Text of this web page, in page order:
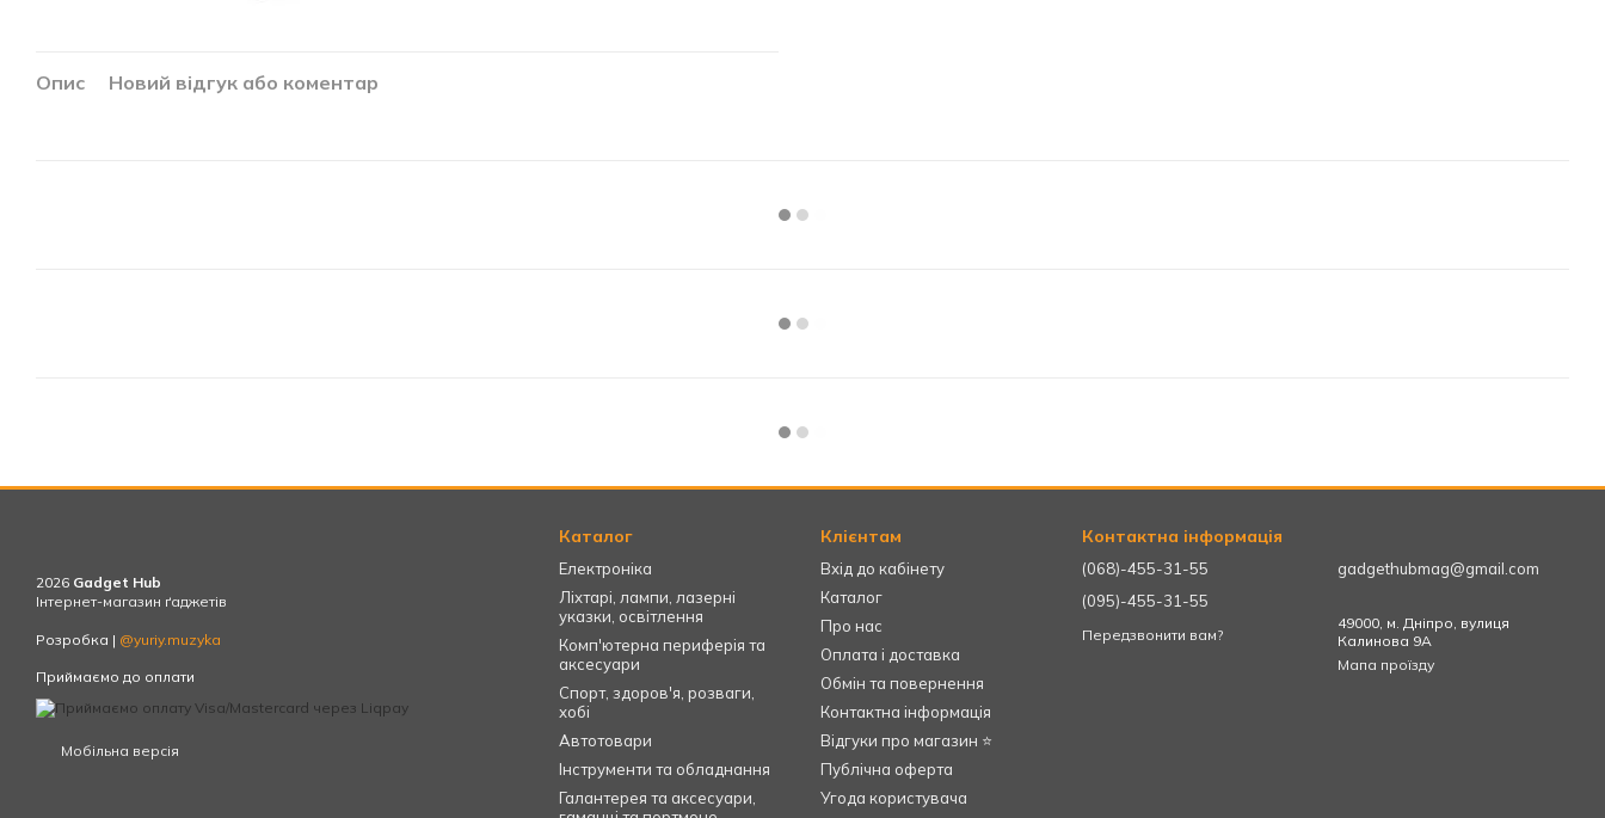
Опис Новий відгук або коментар
2026 Gadget Hub
Інтернет-магазин ґаджетів
Розробка | @yuriy.muzyka
Приймаємо до оплати
Мобільна версія
Каталог
Електроніка
Ліхтарі, лампи, лазерні
указки, освітлення
Комп'ютерна периферія та
аксесуари
Спорт, здоров'я, розваги,
хобі
Автотовари
Інструменти та обладнання
Галантерея та аксесуари,
Клієнтам
Вхід до кабінету
Каталог
Про нас
Оплата і доставка
Обмін та повернення
Контактна інформація
Відгуки про магазин ⭐
Публічна оферта
Угода користувача
Контактна інформація
(068)-455-31-55
(095)-455-31-55
Передзвонити вам?
gadgethubmag@gmail.com
49000, м. Дніпро, вулиця
Калинова 9А
Мапа проїзду